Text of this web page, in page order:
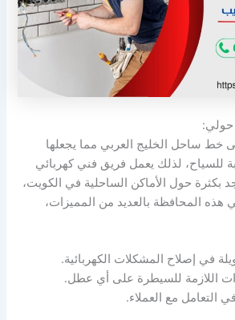
حولي:
خط ساحل الخليج العربي مما يجعلها
للسياح، لذلك يعمل فريق فني كهربائي
بكثرة حول الأماكن الساحلية في الكويت،
هذه المحافظة بالعديد من المميزات،
في إصلاح المشكلات الكهربائية.
اللازمة للسيطرة على أي عطل.
التعامل مع العملاء.